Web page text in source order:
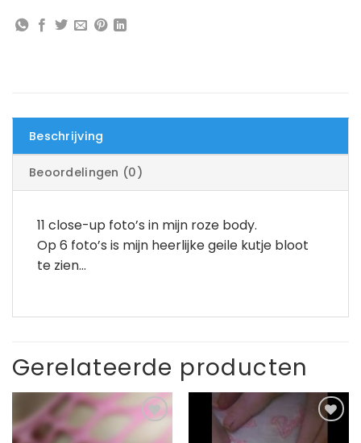
Beschrijving
Beoordelingen (0)
11 close-up foto’s in mijn roze body.
Op 6 foto’s is mijn heerlijke geile kutje bloot
te zien…
Gerelateerde producten